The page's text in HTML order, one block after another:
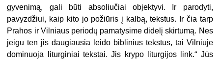
gyvenimą, gali būti absoliučiai objektyvi. Ir parodyti,
pavyzdžiui, kaip kito jo požiūris į kalbą, tekstus. Ir čia tarp
Prahos ir Vilniaus periodų pamatysime didelį skirtumą. Nes
jeigu ten jis daugiausia leido biblinius tekstus, tai Vilniuje
dominuoja liturginiai tekstai. Jis krypo liturgijos link.“ Jūs